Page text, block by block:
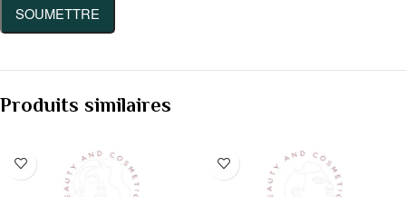
Produits similaires